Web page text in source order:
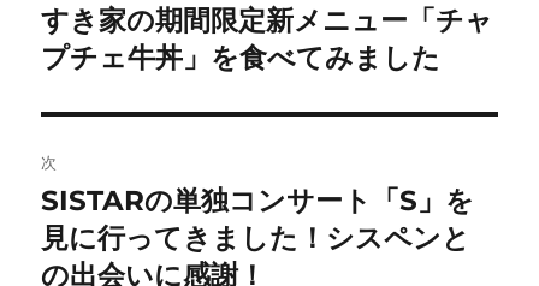
稿
ナ
ビ
ゲ
ー
シ
前
の
稿:
すき家の期間限定新メニュー「チャ
プチェ牛丼」を食べてみました
次
次
の
投
SISTARの単独コンサート「S」を
見に行ってきました！シスペンと
の出会いに感謝！